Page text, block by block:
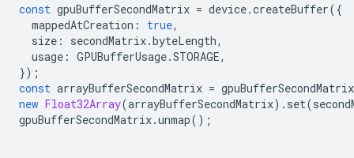
const gpuBufferSecondMatrix = device.createBuffer({
mappedAtCreation : true,
size : secondMatrix.byteLength,
usage : GPUBufferUsage.STORAGE,
});
const arrayBufferSecondMatrix = gpuBufferSecondMatrix
new Float32Array(arrayBufferSecondMatrix). set(
gpuBufferSecondMatrix.unmap();